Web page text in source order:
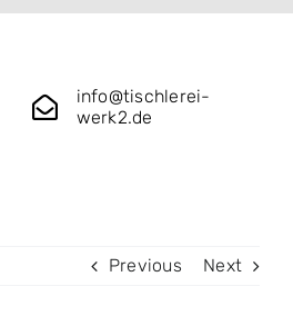
info@tischlerei-
werk2.de
Previous Next